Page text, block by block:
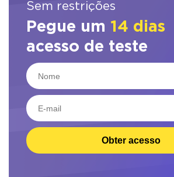
Sem restrições
Pegue um 14 dias
acesso de teste
Obter acesso